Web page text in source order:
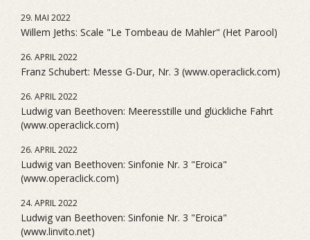
29. MAI 2022
Willem Jeths: Scale "Le Tombeau de Mahler" (Het Parool)
26. APRIL 2022
Franz Schubert: Messe G-Dur, Nr. 3 (www.operaclick.com)
26. APRIL 2022
Ludwig van Beethoven: Meeresstille und glückliche Fahrt
(www.operaclick.com)
26. APRIL 2022
Ludwig van Beethoven: Sinfonie Nr. 3 "Eroica"
(www.operaclick.com)
24. APRIL 2022
Ludwig van Beethoven: Sinfonie Nr. 3 "Eroica"
(www.linvito.net)